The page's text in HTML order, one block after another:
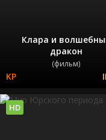
Клара и
дракон
(фильм)
HD